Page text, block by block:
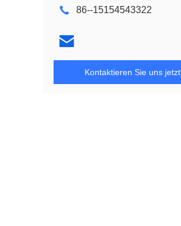
86--15154543322
Kontaktieren Sie uns jetzt